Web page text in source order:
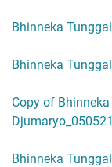
Bhinneka
Bhinneka
Copy of
Bhinneka